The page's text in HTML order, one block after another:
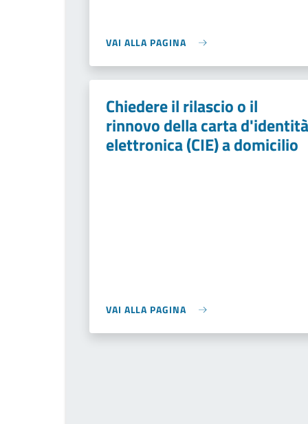
VAI ALLA PAGINA
Chiedere il rilascio o il
rinnovo della carta d'identità
elettronica (CIE) a domicilio
VAI ALLA PAGINA